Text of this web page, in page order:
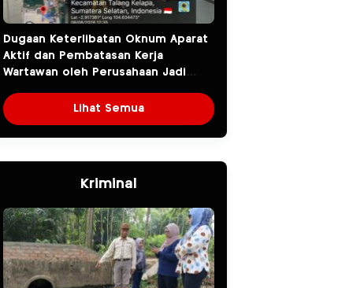
Dugaan Keterlibatan Oknum Aparat
Aktif dan Pembatasan Kerja
Wartawan oleh Perusahaan Jadi
Pencemaran Limbah PT Tirta
Fresindo Jaya
Lihat Semua
Kriminal